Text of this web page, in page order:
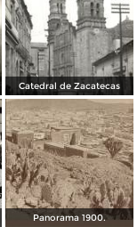
Catedral de Zacatecas
Panorama 1900.